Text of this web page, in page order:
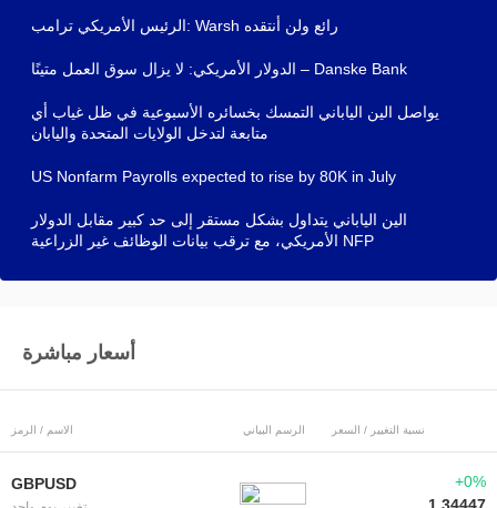
الرئيس الأمريكي ترامب: Warsh رائع ولن أنتقده
الدولار الأمريكي: لا يزال سوق العمل متينًا – Danske Bank
يواصل الين الياباني التمسك بخسائره الأسبوعية في ظل غياب أي
متابعة لتدخل الولايات المتحدة واليابان
US Nonfarm Payrolls expected to rise by 80K in July
الين الياباني يتداول بشكل مستقر إلى حد كبير مقابل الدولار
الأمريكي، مع ترقب بيانات الوظائف غير الزراعية NFP
أسعار مباشرة
الاسم / الرمز الرسم البياني نسبة التغيير / السعر
GBPUSD
+0%